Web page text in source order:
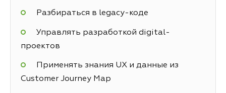
Разбираться в legacy-коде
Управлять разработкой digital-
проектов
Применять знания UX и данные из
Customer Journey Map